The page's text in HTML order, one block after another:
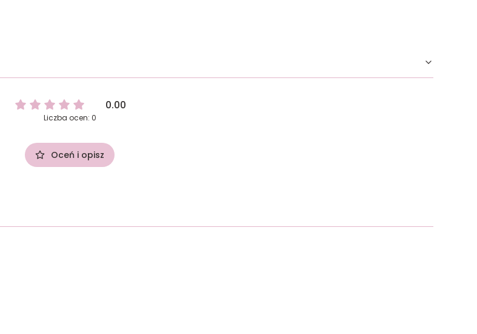
0.00
Liczba ocen: 0
Oceń i opisz